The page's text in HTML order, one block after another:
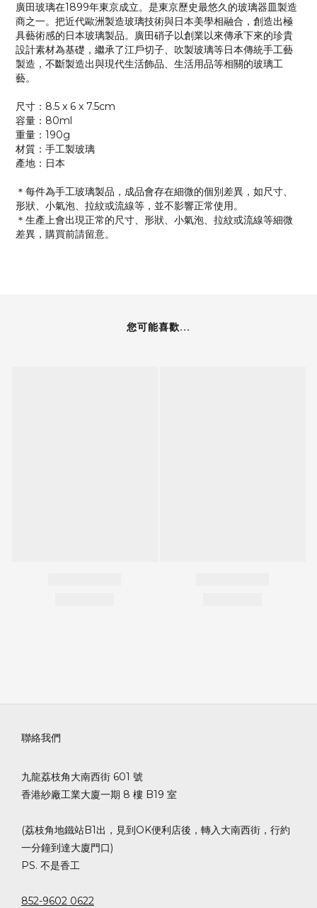
廣田玻璃在1899年東京成立。是東京歷史最悠久的玻璃器皿製造
商之一。把近代歐洲製造玻璃技術與日本美學相融合，創造出極
具藝術感的日本玻璃製品。廣田硝子以創業以來傳承下來的珍貴
設計素材為基礎，繼承了江戶切子、吹製玻璃等日本傳統手工藝
製造，不斷製造出與現代生活飾品、生活用品等相關的玻璃工
藝。
尺寸：8.5 x 6 x 7.5cm
容量：80ml
重量：190g
材質：手工製玻璃
產地：日本
＊每件為手工玻璃製品，成品會存在細微的個別差異，如尺寸、
形狀、小氣泡、拉紋或流線等，並不影響正常使用。
＊生產上會出現正常的尺寸、形狀、小氣泡、拉紋或流線等細微
差異，購買前請留意。
您可能喜歡...
聯絡我們
九龍荔枝角大南西街 601 號
香港紗廠工業大廈一期 8 樓 B19 室
(荔枝角地鐵站B1出，見到OK便利店後，轉入大南西街，行約
一分鐘到達大廈門口)
PS. 不是香工
852-9602 0622